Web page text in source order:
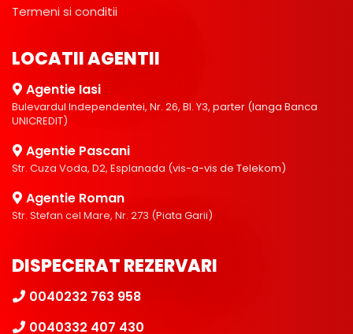
Termeni si conditii
LOCATII AGENTII
Agentie Iasi
Bulevardul Independentei, Nr. 26, Bl. Y3, parter (langa Banca
UNICREDIT)
Agentie Pascani
Str. Cuza Voda, D2, Esplanada (vis-a-vis de Telekom)
Agentie Roman
Str. Stefan cel Mare, Nr. 273 (Piata Garii)
DISPECERAT REZERVARI
0040232 763 958
0040332 407 430